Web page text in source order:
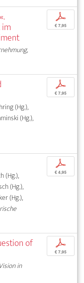
p
€ 7,95
(Hg.),
(Hg.),
p
€ 7,95
(Hg.),
(Hg.),
(Hg.),
p
€ 4,95
of
Vision in
p
€ 7,95